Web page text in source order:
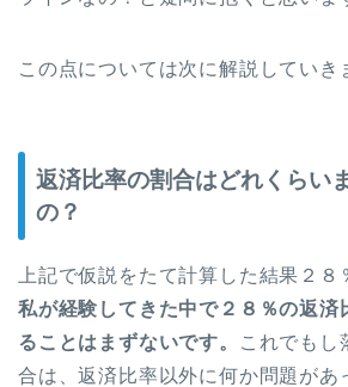
この点については次に解説していき
返済比率の割合はどれくらい
の？
上記で仮説をたて計算した結果２８
私が経験してきた中で ２８％の返済
ることはまずないです。
これでもし
合は、返済比率以外に何か問題があ